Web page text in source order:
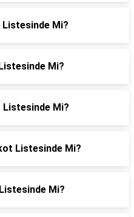
Listesinde Mi?
Mi?
Listesinde Mi?
Listesinde Mi?
Mi?